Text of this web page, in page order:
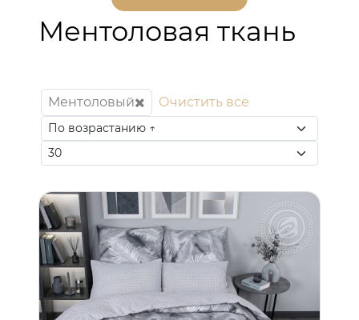
Ментоловая ткань
Ментоловый Очистить все